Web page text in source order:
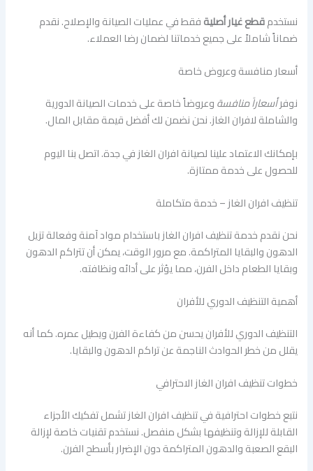
نستخدمقطع غيار أصليةفقط في عمليات الصيانة والإصلاح. نقدم
ضماناً شاملاً على جميع خدماتنا لضمان رضا العملاء.
أسعار منافسة وعروض خاصة
نوفرأسعاراً منافسةوعروضاً خاصة على خدمات الصيانة الدورية
والشاملة لافران الغاز. نحن نضمن لك أفضل قيمة مقابل المال.
بإمكانك الاعتماد علينا لصيانة افران الغاز في جدة. اتصل بنا اليوم
للحصول على خدمة ممتازة.
تنظيف افران الغاز – خدمة متكاملة
نحن نقدم خدمة تنظيف افران الغاز باستخدام مواد آمنة وفعالة تزيل
الدهون والبقايا المتراكمة. مع مرور الوقت، يمكن أن تتراكم الدهون
وبقايا الطعام داخل الفرن، مما يؤثر على أدائه ونظافته.
أهمية التنظيف الدوري للأفران
التنظيف الدوري للأفران يحسن من كفاءة الفرن ويطيل عمره. كما أنه
يقلل من خطر الحوادث الناجمة عن تراكم الدهون والبقايا.
خطوات تنظيف افران الغاز الاحترافي
نتبع خطوات احترافية في تنظيف افران الغاز تشمل تفكيك الأجزاء
القابلة للإزالة وتنظيفها بشكل منفصل. نستخدم تقنيات خاصة لإزالة
البقع الصعبة والدهون المتراكمة دون الإضرار بأسطح الفرن.